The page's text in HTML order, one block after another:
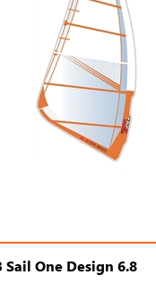
Sail One Design 6.8